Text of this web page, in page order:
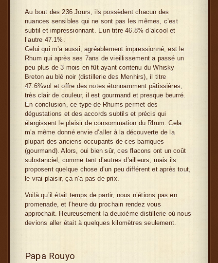
Au bout des 236 Jours, ils possèdent chacun des
nuances sensibles qui ne sont pas les mêmes, c’est
subtil et impressionnant. L’un titre 46.8% d’alcool et
l’autre 47.1%.
Celui qui m’a aussi, agréablement impressionné, est le
Rhum qui après ses 7ans de vieillissement a passé un
peu plus de 3 mois en fût ayant contenu du Whisky
Breton au blé noir (distillerie des Menhirs), il titre
47.6%vol et offre des notes étonnamment pâtissières,
très clair de couleur, il est gourmand et presque beurré.
En conclusion, ce type de Rhums permet des
dégustations et des accords subtils et précis qui
élargissent le plaisir de consommation du Rhum. Cela
m’a même donné envie d’aller à la découverte de la
plupart des anciens occupants de ces barriques
(gourmand). Alors, oui bien sûr, ces flacons ont un coût
substanciel, comme tant d’autres d’ailleurs, mais ils
proposent quelque chose d’un peu différent et après tout,
le vrai plaisir, ça n’a pas de prix.
Voilà qu’il était temps de partir, nous n’étions pas en
promenade, et l’heure du prochain rendez vous
approchait. Heureusement la deuxième distillerie où nous
devions aller était à quelques kilomètres seulement.
Papa Rouyo